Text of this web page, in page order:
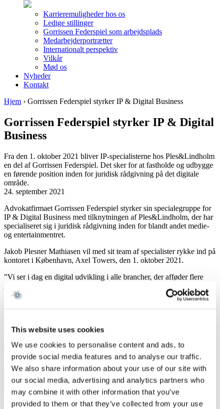
This website uses cookies
We use cookies to personalise content and ads, to
provide social media features and to analyse our traffic.
We also share information about your use of our site with
our social media, advertising and analytics partners who
may combine it with other information that you’ve
provided to them or that they’ve collected from your use
Karrieremuligheder hos os
Ledige stillinger
Gorrissen Federspiel som arbejdsplads
Medarbejderportrætter
Internationalt perspektiv
Vilkår
Mød os
Nyheder
Kontakt
Hjem › Gorrissen Federspiel styrker IP & Digital Business
Gorrissen Federspiel styrker IP & Digital
Business
Fra den 1. oktober 2021 bliver IP-specialisterne hos Ples&Lindholm
en del af Gorrissen Federspiel. Det sker for at fastholde og udbygge
en førende position inden for juridisk rådgivning på det digitale
område.
24. september 2021
Advokatfirmaet Gorrissen Federspiel styrker sin specialegruppe for
IP & Digital Business med tilknytningen af Ples&Lindholm, der har
specialiseret sig i juridisk rådgivning inden for blandt andet medie-
og entertainmentret.
Jakob Plesner Mathiasen vil med sit team af specialister rykke ind på
kontoret i København, Axel Towers, den 1. oktober 2021.
”Vi ser i dag en digital udvikling i alle brancher, der afføder flere
tiltaget styrkes vi af en gruppe specialister, der tilfører dybere og
bredere specialistkompetencer, så vi kan fastholde og udbygge vores
Business.
Jakob Plesner Mathiasen ser frem til at blive en del af firmaet:
”Jeg er stolt af, at jeg nu bliver en del af den topkompetente gruppe
af mennesker, som udgør Gorrissen Federspiel. Og det er med både
ydmyghed og stor appetit, at jeg ser frem til at bidrage til arbejdet
med at udvikle IP-området i en verden, der kun bliver mere digital
herfra”, udtaler han.